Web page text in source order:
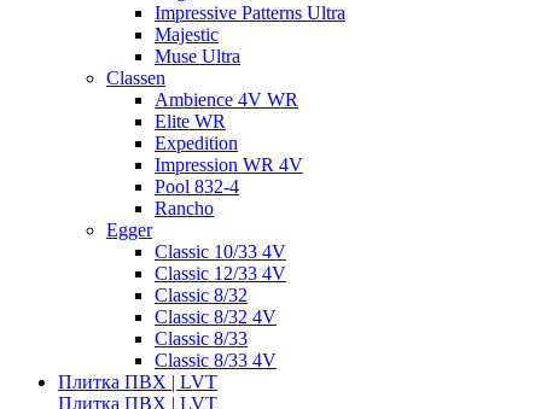
Impressive Patterns Ultra
Majestic
Muse Ultra
Classen
Ambience 4V WR
Elite WR
Expedition
Impression WR 4V
Pool 832-4
Rancho
Egger
Classic 10/33 4V
Classic 12/33 4V
Classic 8/32
Classic 8/32 4V
Classic 8/33
Classic 8/33 4V
Плитка ПВХ | LVT
Плитка ПВХ | LVT